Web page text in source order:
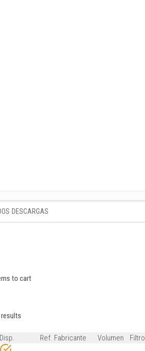
DESCARGAS
to cart
Disp. Ref. Fabricante Volumen Filtro